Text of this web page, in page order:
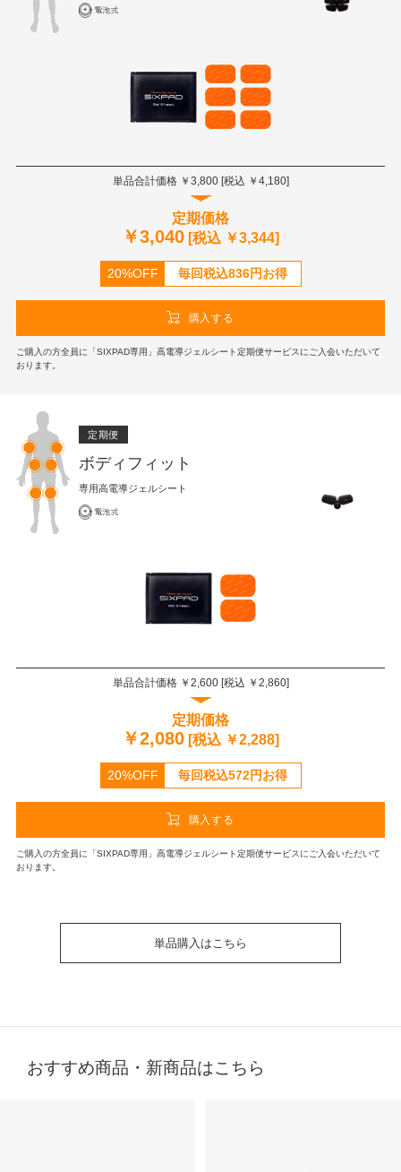
単品合計価格 ￥ 3,800[税込 ￥ 4,180]
定期価格
￥3,040 [税込 ￥3,344]
20%OFF 毎回税込836円お得
購入する
ご購入の方全員に「SIXPAD専用」高電導ジェルシート定期便サービスにご入会いただいて
おります。
定期便
ボディフィット
専用高電導ジェルシート
単品合計価格 ￥ 2,600[税込 ￥ 2,860]
定期価格
￥2,080 [税込 ￥2,288]
20%OFF 毎回税込572円お得
購入する
ご購入の方全員に「SIXPAD専用」高電導ジェルシート定期便サービスにご入会いただいて
おります。
単品購入はこちら
おすすめ商品・新商品はこちら